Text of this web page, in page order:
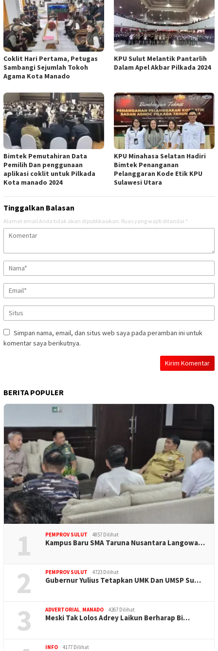
Coklit Hari Pertama, Petugas
Sambangi Sejumlah Tokoh
Agama Kota Manado
KPU Sulut Melantik Pantarlih
Dalam Apel Akbar Pilkada 2024
Bimtek Pemutahiran Data
Pemilih Dan penggunaan
aplikasi coklit untuk Pilkada
Kota manado 2024
KPU Minahasa Selatan Hadiri
Bimtek Penanganan
Pelanggaran Kode Etik KPU
Sulawesi Utara
Tinggalkan Balasan
Alamat email Anda tidak akan dipublikasikan. Ruas yang wajib ditandai *
Simpan nama, email, dan situs web saya pada peramban ini untuk
komentar saya berikutnya.
BERITA POPULER
1 PEMPROV SULUT 4857 Dilihat
Kampus Baru SMA Taruna Nusantara Langowa…
2 PEMPROV SULUT 4723 Dilihat
Gubernur Yulius Tetapkan UMK Dan UMSP Su…
3 ADVERTORIAL MANADO 4267 Dilihat
Meski Tak Lolos Adrey Laikun Berharap Bi…
INFO 4177 Dilihat